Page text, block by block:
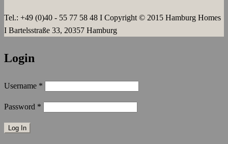
Tel.: +49 (0)40 - 55 77 58 48 I Copyright © 2015 Hamburg Homes
I Bartelsstraße 33, 20357 Hamburg
Login
Username *
Password *